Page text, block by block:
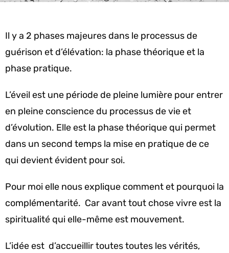
Il y a 2 phases majeures dans le processus de
guérison et d’élévation: la phase théorique et la
phase pratique.
L’éveil est une période de pleine lumière pour entrer
en pleine conscience du processus de vie et
d’évolution. Elle est la phase théorique qui permet
dans un second temps la mise en pratique de ce
qui devient évident pour soi.
Pour moi elle nous explique comment et pourquoi la
complémentarité. Car avant tout chose vivre est la
spiritualité qui elle-même est mouvement.
L’idée est d’accueillir toutes toutes les vérités,